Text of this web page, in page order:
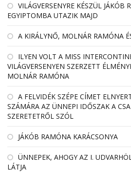
VILÁGVERSENYRE KÉSZÜL JÁKÓB
EGYIPTOMBA UTAZIK MAJD
A KIRÁLYNŐ, MOLNÁR RAMÓNA
ILYEN VOLT A MISS
VILÁGVERSENYEN SZERZETT
MOLNÁR RAMÓNA
A FELVIDÉK SZÉPE CÍMET
SZÁMÁRA AZ ÜNNEPI IDŐSZAK A
SZERETETRŐL SZÓL
JÁKÓB RAMÓNA KARÁCSONYA
ÜNNEPEK, AHOGY AZ I.
LÁTJA